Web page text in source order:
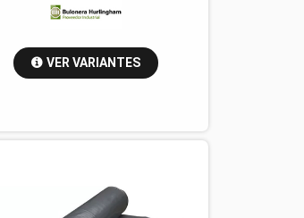
VER VARIANTES